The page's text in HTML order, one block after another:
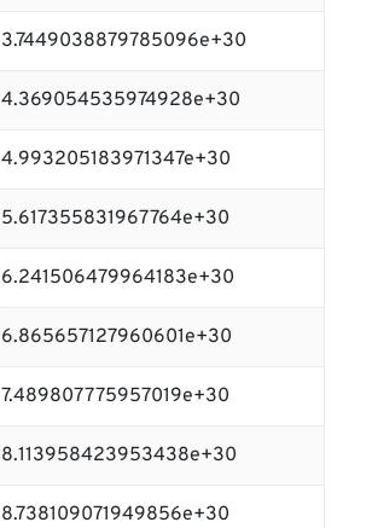
3.7449038879785096e+30
4.369054535974928e+30
4.993205183971347e+30
5.617355831967764e+30
6.241506479964183e+30
6.865657127960601e+30
7.489807775957019e+30
8.113958423953438e+30
8.738109071949856e+30